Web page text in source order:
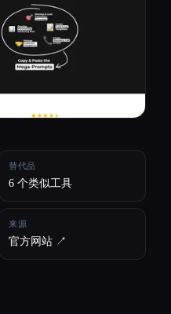
替代品
6 个类似工具
来源
官方网站 ↗︎